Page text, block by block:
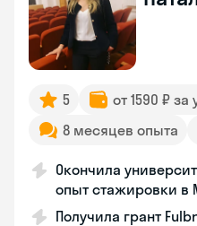
5
от 1590 ₽ за
8 месяцев опыта
Окончила
опыт стажировки в
Получила грант